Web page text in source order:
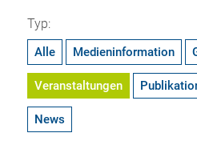
Typ:
Alle Medieninformation
Veranstaltungen
News